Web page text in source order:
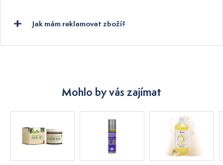
Jak mám reklamovat zboží?
Mohlo by vás zajímat